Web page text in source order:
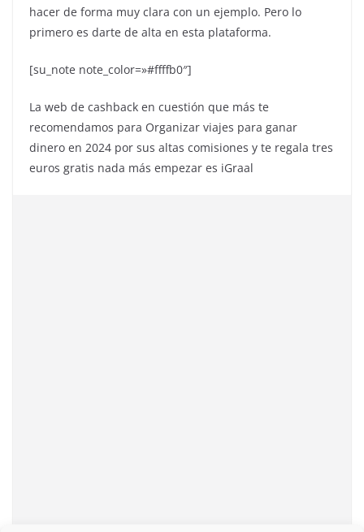
hacer de forma muy clara con un ejemplo. Pero lo
primero es darte de alta en esta plataforma.
[su_note note_color=»#ffffb0″]
La web de cashback en cuestión que más te
recomendamos para Organizar viajes para ganar
dinero en 2024 por sus altas comisiones y te regala tres
euros gratis nada más empezar es iGraal